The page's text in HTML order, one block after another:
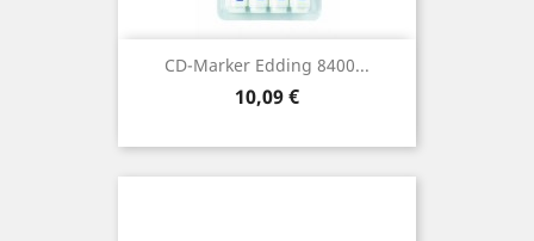
CD-Marker Edding 8400...
Preis
10,09 €